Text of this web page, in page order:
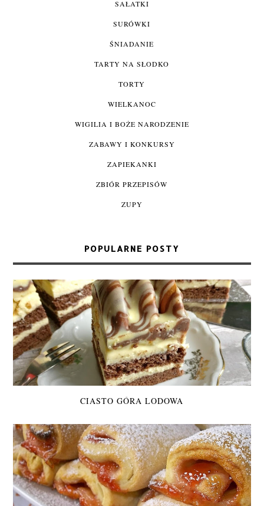
SAŁATKI
SURÓWKI
ŚNIADANIE
TARTY NA SŁODKO
TORTY
WIELKANOC
WIGILIA I BOŻE NARODZENIE
ZABAWY I KONKURSY
ZAPIEKANKI
ZBIÓR PRZEPISÓW
ZUPY
POPULARNE POSTY
CIASTO GÓRA LODOWA